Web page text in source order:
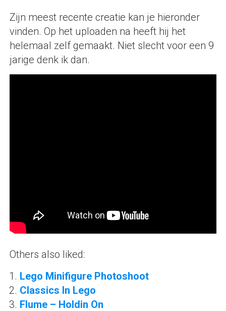
Zijn meest recente creatie kan je hieronder
vinden. Op het uploaden na heeft hij het
helemaal zelf gemaakt. Niet slecht voor een 9
jarige denk ik dan.
Others also liked:
Lego Minifigure Photoshoot
Classics In Lego
Flume – Holdin On